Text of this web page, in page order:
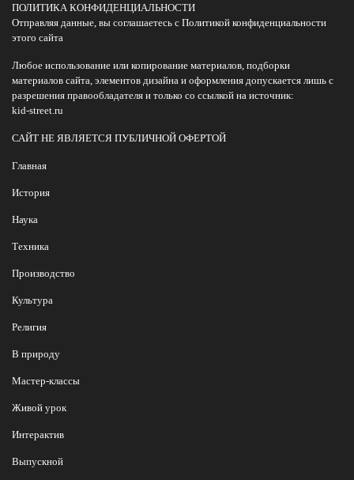
ПОЛИТИКА КОНФИДЕНЦИАЛЬНОСТИ
Отправляя данные, вы соглашаетесь с Политикой конфиденциальности
этого сайта
Любое использование или копирование материалов, подборки
материалов сайта, элементов дизайна и оформления допускается лишь с
разрешения правообладателя и только со ссылкой на источник:
kid-street.ru
САЙТ НЕ ЯВЛЯЕТСЯ ПУБЛИЧНОЙ ОФЕРТОЙ
Главная
История
Наука
Техника
Производство
Культура
Религия
В природу
Мастер-классы
Живой урок
Интерактив
Выпускной